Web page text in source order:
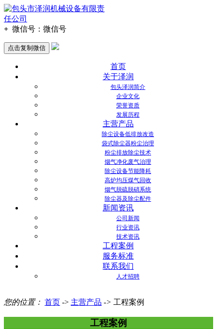
+ 微信号： 微信号
点击复制微信
首页
关于泽润
包头泽润简介
企业文化
荣誉资质
发展历程
主营产品
除尘设备低排放改造
袋式除尘器粉尘治理
粉尘排放除尘技术
烟气净化废气治理
除尘设备节能降耗
高炉均压煤气回收
烟气脱硫脱硝系统
除尘器及除尘配件
新闻资讯
公司新闻
行业资讯
技术资讯
工程案例
服务标准
联系我们
人才招聘
您的位置： 首页 -> 主营产品 -> 工程案例
工程案例